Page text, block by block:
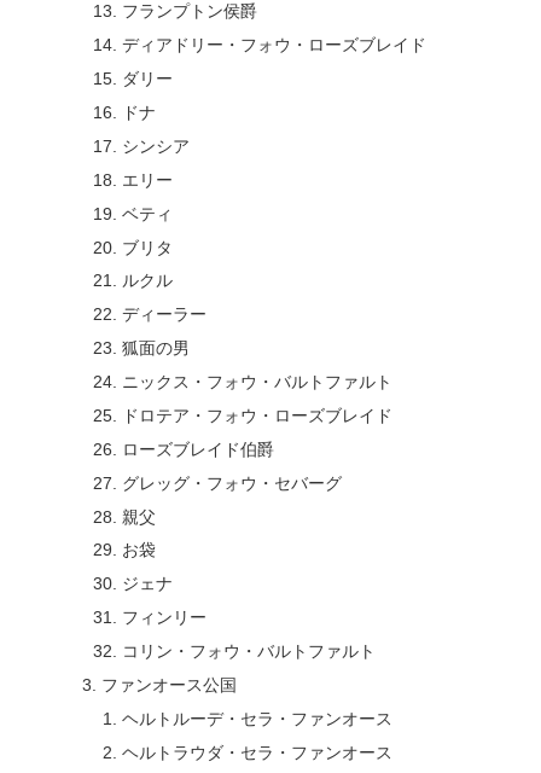
フランプトン侯爵
ディアドリー・フォウ・ローズブレイド
ダリー
ドナ
シンシア
エリー
ベティ
ブリタ
ルクル
ディーラー
狐面の男
ニックス・フォウ・バルトファルト
ドロテア・フォウ・ローズブレイド
ローズブレイド伯爵
グレッグ・フォウ・セバーグ
親父
お袋
ジェナ
フィンリー
コリン・フォウ・バルトファルト
ファンオース公国
ヘルトルーデ・セラ・ファンオース
ヘルトラウダ・セラ・ファンオース